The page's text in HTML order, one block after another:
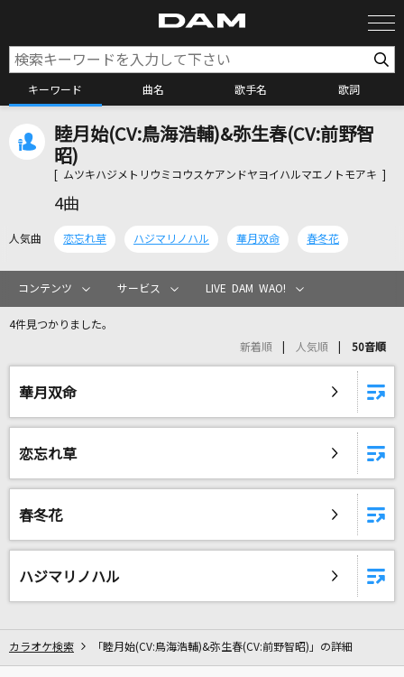
キーワード 曲名 歌手名 歌詞
カラオケ検索
リアルタイムで歌われている曲の一覧
napori
[生音]水平線
back number
幽閉サテライト
睦月始(CV:鳥海浩輔)&弥生春(CV:前野智
昭)
[ ムツキハジメトリウミコウスケアンドヤヨイハルマエノトモアキ ]
4曲
人気曲 恋忘れ草 ハジマリノハル 華月双命 春冬花
コンテンツ サービス LIVE DAM WAO!
4件見つかりました。
新着順 人気順 50音順
華月双命
恋忘れ草
春冬花
ハジマリノハル
カラオケ検索 「睦月始(CV:鳥海浩輔)&弥生春(CV:前野智昭)」の詳細